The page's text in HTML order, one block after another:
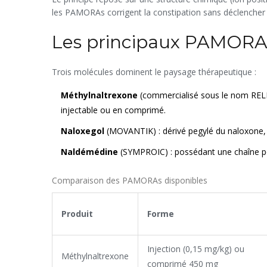
les PAMORAs corrigent la constipation sans
Les principaux
Trois molécules dominent le paysage thérapeutique :
Méthylnaltrexone (commercialisé sous le nom
injectable ou en comprimé.
Naloxegol (MOVANTIK) : dérivé pegylé du
Naldémédine (SYMPROIC) : possédant une
Comparaison des PAMORAs disponibles
Produit Forme
Méthylnaltrexone
Injection (0,15 mg/kg) ou
comprimé 450 mg